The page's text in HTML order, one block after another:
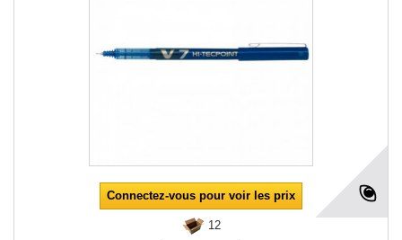
Connectez-vous pour voir les prix
12